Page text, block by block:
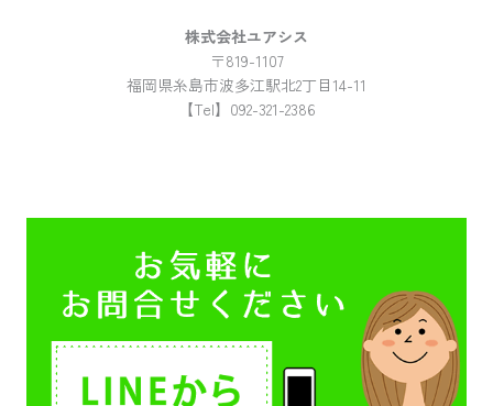
株式会社ユアシス
〒819-1107
福岡県糸島市波多江駅北2丁目14-11
【Tel】092-321-2386